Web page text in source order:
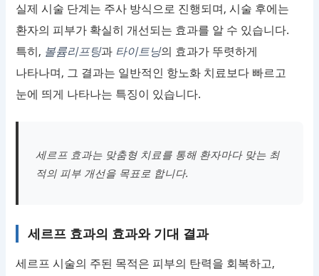
실제 시술 단계는 주사 방식으로 진행되며, 시술 후에는
환자의 피부가 확실히 개선되는 효과를 알 수 있습니다.
특히, 볼륨리프팅과 타이트닝의 효과가 뚜렷하게
나타나며, 그 결과는 일반적인 항노화 치료보다 빠르고
눈에 띄게 나타나는 특징이 있습니다.
세르프 효과는 맞춤형 치료를 통해 환자마다 맞는 최
적의 피부 개선을 목표로 합니다.
세르프 효과의 효과와 기대 결과
세르프 시술의 주된 목적은 피부의 탄력을 회복하고,